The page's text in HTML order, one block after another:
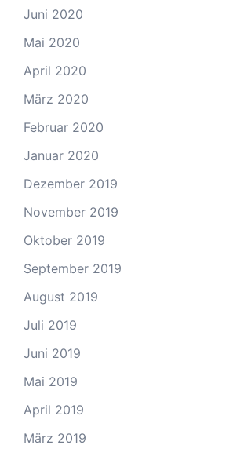
Juni 2020
Mai 2020
April 2020
März 2020
Februar 2020
Januar 2020
Dezember 2019
November 2019
Oktober 2019
September 2019
August 2019
Juli 2019
Juni 2019
Mai 2019
April 2019
März 2019